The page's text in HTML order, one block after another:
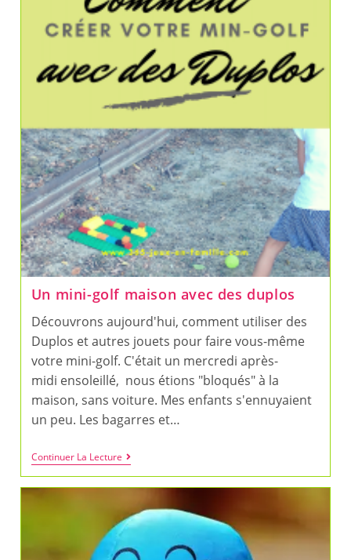
Un mini-golf maison avec des duplos
Découvrons aujourd'hui, comment utiliser des
Duplos et autres jouets pour faire vous-même
votre mini-golf. C'était un mercredi après-
midi ensoleillé, nous étions "bloqués" à la
maison, sans voiture. Mes enfants s'ennuyaient
un peu. Les bagarres et…
Continuer La LectureUn
Mini-
Golf
Avec
Des
Duplos